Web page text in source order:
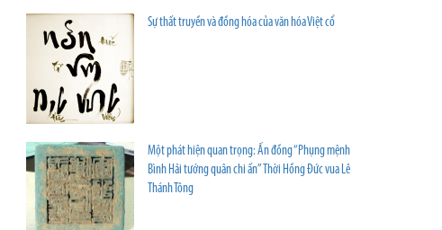
Sự thất truyền và đồng hóa của văn hóa Việt cổ
Một phát hiện quan trọng: Ấn đồng “Phụng mệnh
Bình Hải tướng quân chi ấn” Thời Hồng Đức vua Lê
Thánh Tông